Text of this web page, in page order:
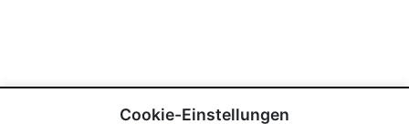
Cookie-Einstellungen